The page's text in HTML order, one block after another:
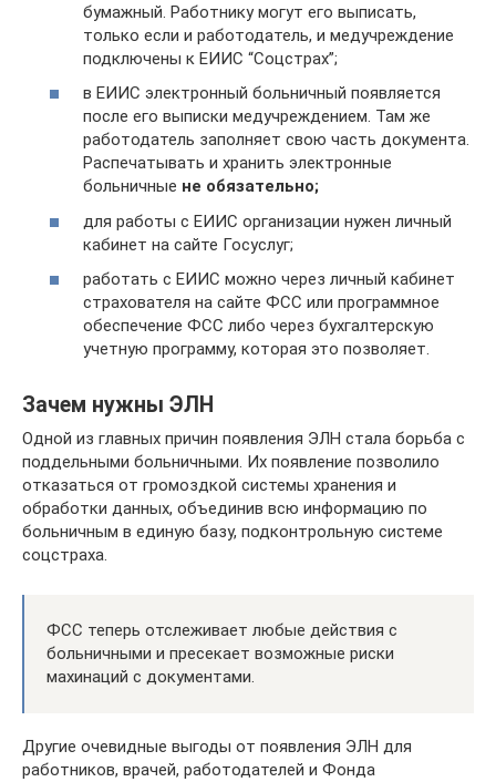
бумажный. Работнику могут его выписать,
только если и работодатель, и медучреждение
подключены к ЕИИС “Соцстрах”;
в ЕИИС электронный больничный появляется
после его выписки медучреждением. Там же
работодатель заполняет свою часть документа.
Распечатывать и хранить электронные
больничные не обязательно;
для работы с ЕИИС организации нужен личный
кабинет на сайте Госуслуг;
работать с ЕИИС можно через личный кабинет
страхователя на сайте ФСС или программное
обеспечение ФСС либо через бухгалтерскую
учетную программу, которая это позволяет.
Зачем нужны ЭЛН
Одной из главных причин появления ЭЛН стала борьба с
поддельными больничными. Их появление позволило
отказаться от громоздкой системы хранения и
обработки данных, объединив всю информацию по
больничным в единую базу, подконтрольную системе
соцстраха.
ФСС теперь отслеживает любые действия с
больничными и пресекает возможные риски
махинаций с документами.
Другие очевидные выгоды от появления ЭЛН для
работников, врачей, работодателей и Фонда